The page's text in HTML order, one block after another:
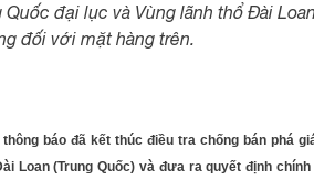
đại lục và Vùng lãnh thổ Đài
đối với mặt hàng trên.
báo đã kết thúc điều tra chống bán phá
Loan (Trung Quốc) và đưa ra quyết định